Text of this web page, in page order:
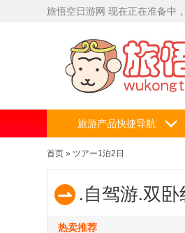
旅悟空日游网 现在正在准备中
旅游产品快捷导航
首页 » ツアー1泊2日
.自驾游.双卧
热卖推荐